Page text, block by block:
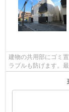
建物の共用部にゴミ
ラブルも防げます。
充実の設備が整って